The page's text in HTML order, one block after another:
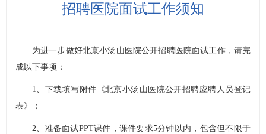
招聘医院面试工作须知
为进一步做好北京小汤山医院公开招聘医院面试工作，请完
成以下事项：
1、下载填写附件《北京小汤山医院公开招聘应聘人员登记
表》；
2、准备面试PPT课件，课件要求5分钟以内，包含但不限于